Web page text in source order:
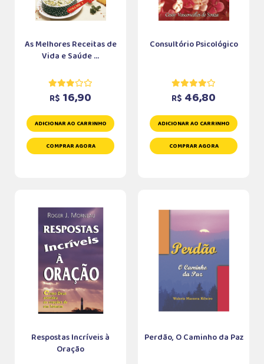
As Melhores Receitas de
Vida e Saúde ...
R$ 16,90
ADICIONAR AO CARRINHO
COMPRAR AGORA
Consultório Psicológico
R$ 46,80
ADICIONAR AO CARRINHO
COMPRAR AGORA
Respostas Incríveis à
Oração
Perdão, O Caminho da Paz